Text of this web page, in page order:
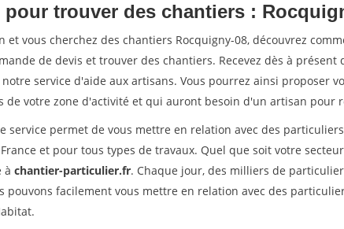
trouver des chantiers :
et vous cherchez des chantiers Rocquigny-08, découvrez
de devis et trouver des chantiers. Recevez dès à présent
service d'aide aux artisans. Vous pourrez ainsi proposer
de votre zone d'activité et qui auront besoin d'un artisan pour
service permet de vous mettre en relation avec des
et pour tous types de travaux. Quel que soit votre
à chantier-particulier.fr. Chaque jour, des milliers de
pouvons facilement vous mettre en relation avec des